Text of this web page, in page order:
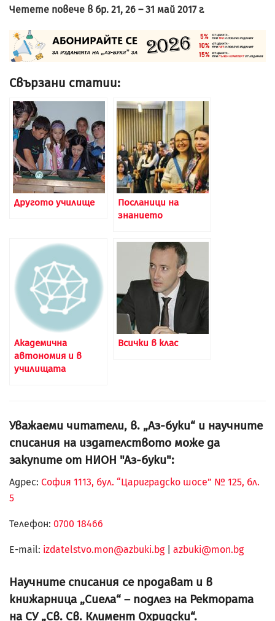
Четете повече в бр. 21, 26 – 31 май 2017 г.
Свързани статии:
Другото училище
Посланици на
знанието
Академична
автономия и в
училищата
Всички в клас
Уважаеми читатели, в. „Аз-буки“ и научните
списания на издателството може да
закупите от НИОН "Аз-буки":
Адрес: София 1113, бул. “Цариградско шосе” № 125, бл.
5
Телефон: 0700 18466
Е-mail: izdatelstvo.mon@azbuki.bg| azbuki@mon.bg
Научните списания се продават и в
книжарница „Сиела“ – подлез на Ректората
на СУ „Св. Св. Климент Охридски“.